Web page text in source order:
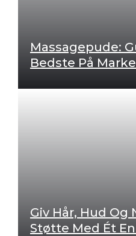
Massagepude:
Bedste På
Giv Hår, Hud Og
Støtte Med Ét